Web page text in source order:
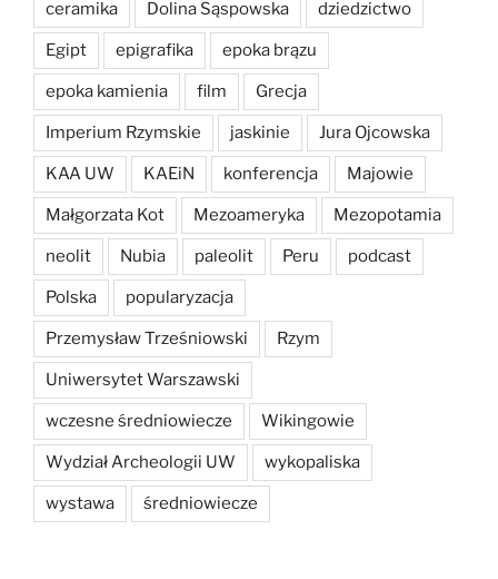
ceramika Dolina Sąspowska dziedzictwo
Egipt epigrafika epoka brązu
epoka kamienia film Grecja
Imperium Rzymskie jaskinie Jura Ojcowska
KAA UW KAEiN konferencja Majowie
Małgorzata Kot Mezoameryka Mezopotamia
neolit Nubia paleolit Peru podcast
Polska popularyzacja
Przemysław Trześniowski Rzym
Uniwersytet Warszawski
wczesne średniowiecze Wikingowie
Wydział Archeologii UW wykopaliska
wystawa średniowiecze